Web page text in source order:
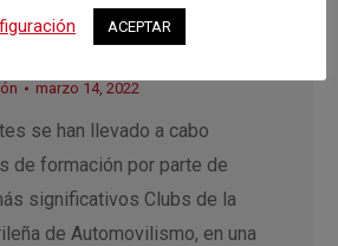
marzo 14, 2022
se han llevado a cabo
de formación por parte de
significativos Clubs de la
de Automovilismo, en una
ACEPTAR